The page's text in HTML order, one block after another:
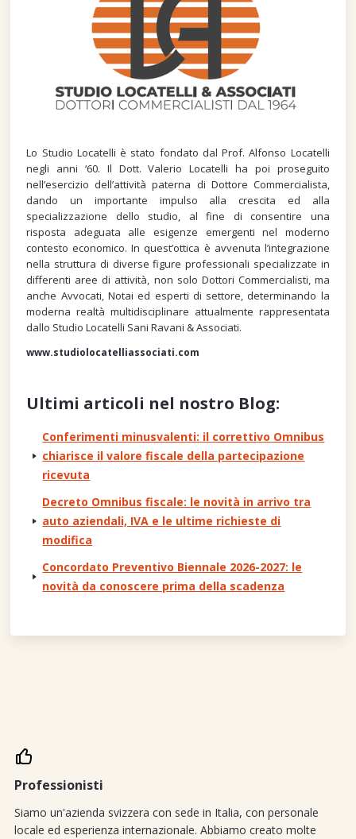
Lo Studio Locatelli è stato fondato dal Prof. Alfonso Locatelli
negli anni ‘60. Il Dott. Valerio Locatelli ha poi proseguito
nell’esercizio dell’attività paterna di Dottore Commercialista,
dando un importante impulso alla crescita ed alla
specializzazione dello studio, al fine di consentire una
risposta adeguata alle esigenze emergenti nel moderno
contesto economico. In quest’ottica è avvenuta l’integrazione
nella struttura di diverse figure professionali specializzate in
differenti aree di attività, non solo Dottori Commercialisti, ma
anche Avvocati, Notai ed esperti di settore, determinando la
moderna realtà multidisciplinare attualmente rappresentata
dallo Studio Locatelli Sani Ravani & Associati.
www.studiolocatelliassociati.com
Ultimi articoli nel nostro Blog:
Conferimenti minusvalenti: il correttivo Omnibus
chiarisce il valore fiscale della partecipazione
ricevuta
Decreto Omnibus fiscale: le novità in arrivo tra
auto aziendali, IVA e le ultime richieste di
modifica
Concordato Preventivo Biennale 2026-2027: le
novità da conoscere prima della scadenza
Professionisti
Siamo un'azienda svizzera con sede in Italia, con personale
locale ed esperienza internazionale. Abbiamo creato molte